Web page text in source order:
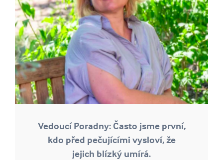
Vedoucí Poradny: Často jsme první,
kdo před pečujícími vysloví, že
jejich blízký umírá.